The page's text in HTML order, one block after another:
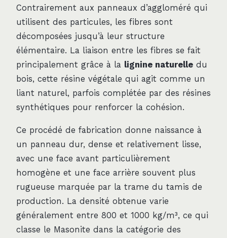
Contrairement aux panneaux d’aggloméré qui
utilisent des particules, les fibres sont
décomposées jusqu’à leur structure
élémentaire. La liaison entre les fibres se fait
principalement grâce à la lignine naturelle du
bois, cette résine végétale qui agit comme un
liant naturel, parfois complétée par des résines
synthétiques pour renforcer la cohésion.
Ce procédé de fabrication donne naissance à
un panneau dur, dense et relativement lisse,
avec une face avant particulièrement
homogène et une face arrière souvent plus
rugueuse marquée par la trame du tamis de
production. La densité obtenue varie
généralement entre 800 et 1000 kg/m³, ce qui
classe le Masonite dans la catégorie des